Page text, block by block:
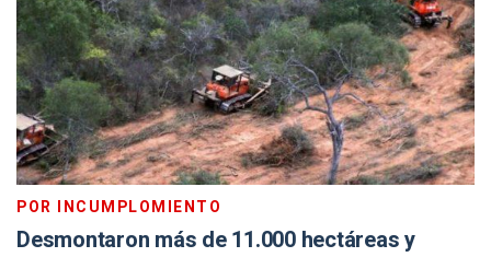
POR INCUMPLOMIENTO
Desmontaron más de 11.000 hectáreas y